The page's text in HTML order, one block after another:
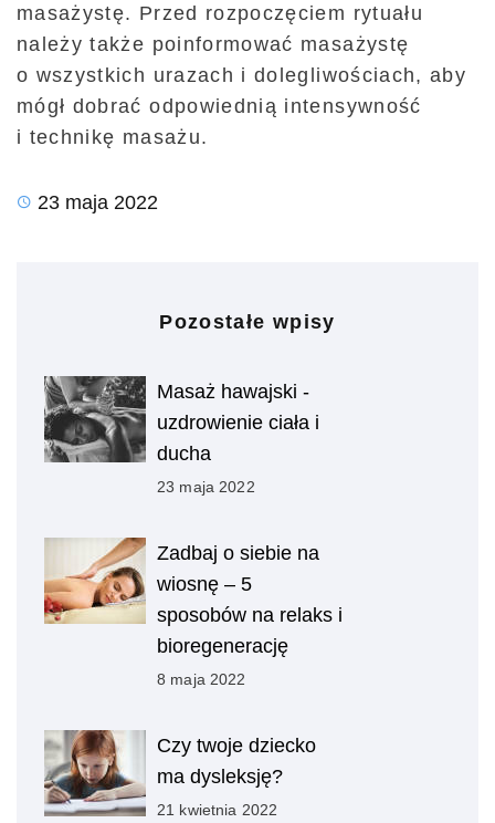
masażystę. Przed rozpoczęciem rytuału
należy także poinformować masażystę
o wszystkich urazach i dolegliwościach, aby
mógł dobrać odpowiednią intensywność
i technikę masażu.
23 maja 2022
Pozostałe wpisy
Masaż hawajski -
uzdrowienie ciała i
ducha
23 maja 2022
Zadbaj o siebie na
wiosnę – 5
sposobów na relaks i
bioregenerację
8 maja 2022
Czy twoje dziecko
ma dysleksję?
21 kwietnia 2022